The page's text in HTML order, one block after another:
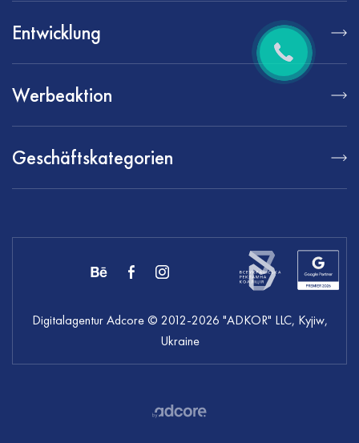
Entwicklung
Werbeaktion
Geschäftskategorien
Digitalagentur Adcore© 2012-2026 "ADKOR" LLC, Kyjiw,
Ukraine